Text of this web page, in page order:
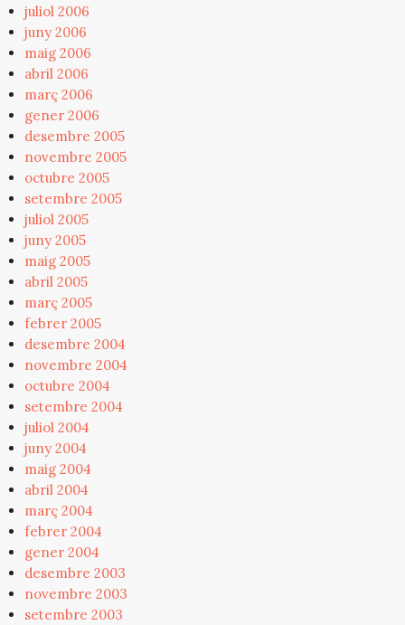
juliol 2006
juny 2006
maig 2006
abril 2006
març 2006
gener 2006
desembre 2005
novembre 2005
octubre 2005
setembre 2005
juliol 2005
juny 2005
maig 2005
abril 2005
març 2005
febrer 2005
desembre 2004
novembre 2004
octubre 2004
setembre 2004
juliol 2004
juny 2004
maig 2004
abril 2004
març 2004
febrer 2004
gener 2004
desembre 2003
novembre 2003
setembre 2003